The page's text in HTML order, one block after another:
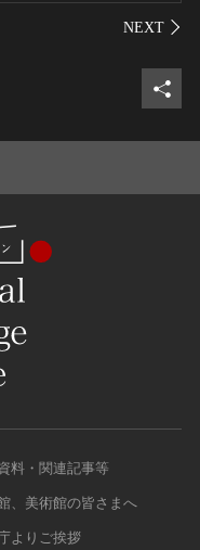
シェ
料・関連記事等
、美術館の皆さまへ
よりご挨拶